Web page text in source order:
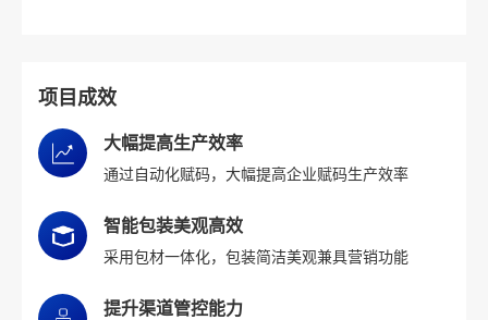
项目成效
大幅提高生产效率
通过自动化赋码，大幅提高企业赋码生产效率
智能包装美观高效
采用包材一体化，包装简洁美观兼具营销功能
提升渠道管控能力